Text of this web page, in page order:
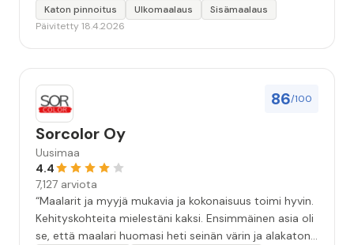
työstä, sekä ystävällisestä palvelusta!”
Katon pinnoitus Ulkomaalaus
Sisämaalaus
Päivitetty 18.4.2026
86/100
Sorcolor Oy
Uusimaa
4.4
7,127 arviota
“Maalarit ja myyjä mukavia ja kokonaisuus toimi hyvin.
Kehityskohteita mielestäni kaksi. Ensimmäinen asia oli
se, että maalari huomasi heti seinän värin ja alakaton